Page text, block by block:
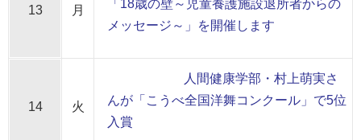
13 月
「18歳の壁～児童養護施設退所者からの
メッセージ～」を開催します
14 火
人間健康学部・村上萌実さ
んが「こうべ全国洋舞コンクール」で5位
入賞